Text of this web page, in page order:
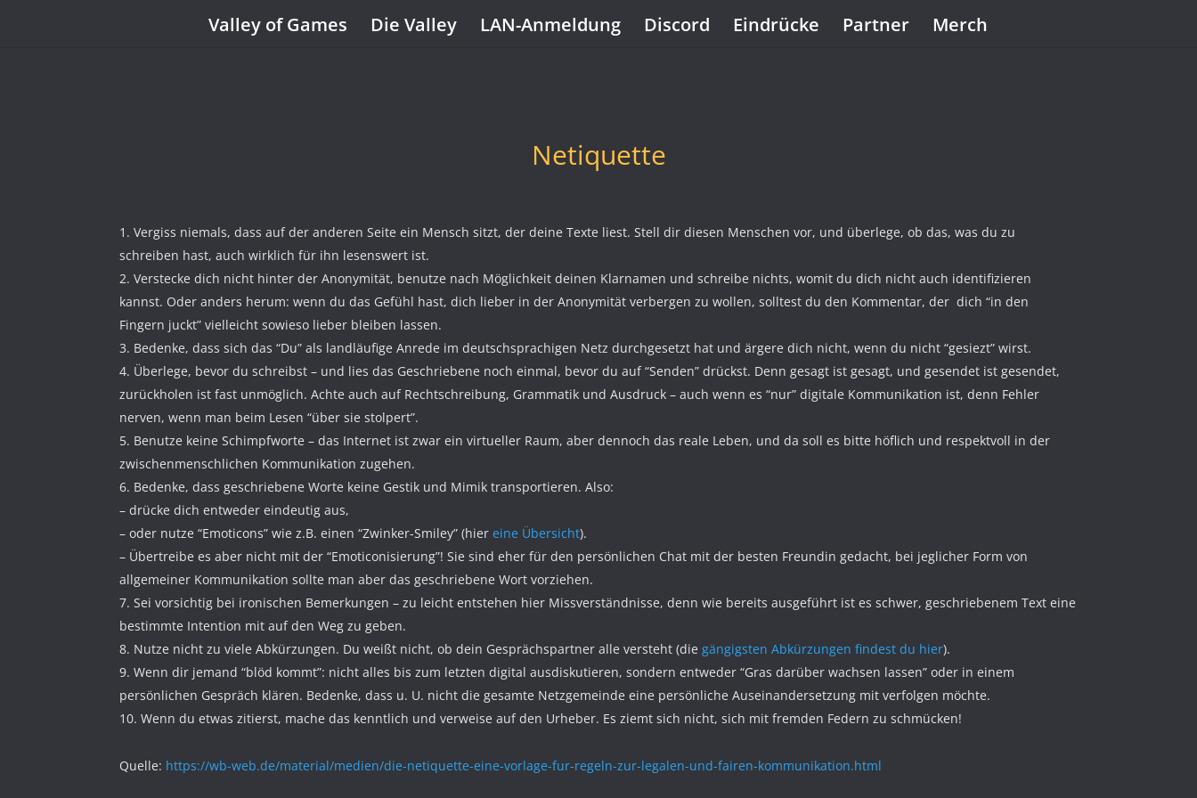
Valley of Games Die Valley LAN-Anmeldung Discord Eindrücke Partner Merch
Netiquette
Vergiss niemals, dass auf der anderen Seite ein Mensch sitzt, der deine Texte liest. Stell dir diesen Menschen vor, und überlege, ob das, was du zu
schreiben hast, auch wirklich für ihn lesenswert ist.
Verstecke dich nicht hinter der Anonymität, benutze nach Möglichkeit deinen Klarnamen und schreibe nichts, womit du dich nicht auch identifizieren
kannst. Oder anders herum: wenn du das Gefühl hast, dich lieber in der Anonymität verbergen zu wollen, solltest du den Kommentar, der dich “in den
Fingern juckt” vielleicht sowieso lieber bleiben lassen.
Bedenke, dass sich das “Du” als landläufige Anrede im deutschsprachigen Netz durchgesetzt hat und ärgere dich nicht, wenn du nicht “gesiezt” wirst.
Überlege, bevor du schreibst – und lies das Geschriebene noch einmal, bevor du auf “Senden” drückst. Denn gesagt ist gesagt, und gesendet ist gesendet,
zurückholen ist fast unmöglich. Achte auch auf Rechtschreibung, Grammatik und Ausdruck – auch wenn es “nur” digitale Kommunikation ist, denn Fehler
nerven, wenn man beim Lesen “über sie stolpert”.
Benutze keine Schimpfworte – das Internet ist zwar ein virtueller Raum, aber dennoch das reale Leben, und da soll es bitte höflich und respektvoll in der
zwischenmenschlichen Kommunikation zugehen.
Bedenke, dass geschriebene Worte keine Gestik und Mimik transportieren. Also:
– drücke dich entweder eindeutig aus,
– oder nutze “Emoticons” wie z.B. einen “Zwinker-Smiley” (hiereine Übersicht).
– Übertreibe es aber nicht mit der “Emoticonisierung”! Sie sind eher für den persönlichen Chat mit der besten Freundin gedacht, bei jeglicher Form von
allgemeiner Kommunikation sollte man aber das geschriebene Wort vorziehen.
Sei vorsichtig bei ironischen Bemerkungen – zu leicht entstehen hier Missverständnisse, denn wie bereits ausgeführt ist es schwer, geschriebenem Text eine
bestimmte Intention mit auf den Weg zu geben.
Nutze nicht zu viele Abkürzungen. Du weißt nicht, ob dein Gesprächspartner alle versteht (diegängigsten Abkürzungen findest du hier).
Wenn dir jemand “blöd kommt”: nicht alles bis zum letzten digital ausdiskutieren, sondern entweder “Gras darüber wachsen lassen” oder in einem
persönlichen Gespräch klären. Bedenke, dass u. U. nicht die gesamte Netzgemeinde eine persönliche Auseinandersetzung mit verfolgen möchte.
Wenn du etwas zitierst, mache das kenntlich und verweise auf den Urheber. Es ziemt sich nicht, sich mit fremden Federn zu schmücken!
Quelle: https://wb-web.de/material/medien/die-netiquette-eine-vorlage-fur-regeln-zur-legalen-und-fairen-kommunikation.html